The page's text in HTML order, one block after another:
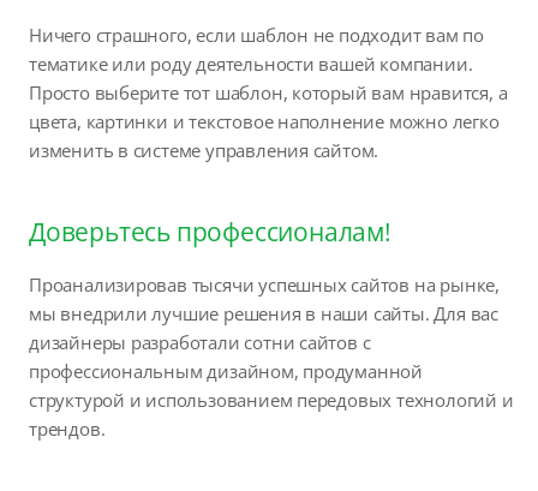
Ничего страшного, если шаблон не подходит вам по
тематике или роду деятельности вашей компании.
Просто выберите тот шаблон, который вам нравится, а
цвета, картинки и текстовое наполнение можно легко
изменить в системе управления сайтом.
Доверьтесь профессионалам!
Проанализировав тысячи успешных сайтов на рынке,
мы внедрили лучшие решения в наши сайты. Для вас
дизайнеры разработали сотни сайтов с
профессиональным дизайном, продуманной
структурой и использованием передовых технологий и
трендов.